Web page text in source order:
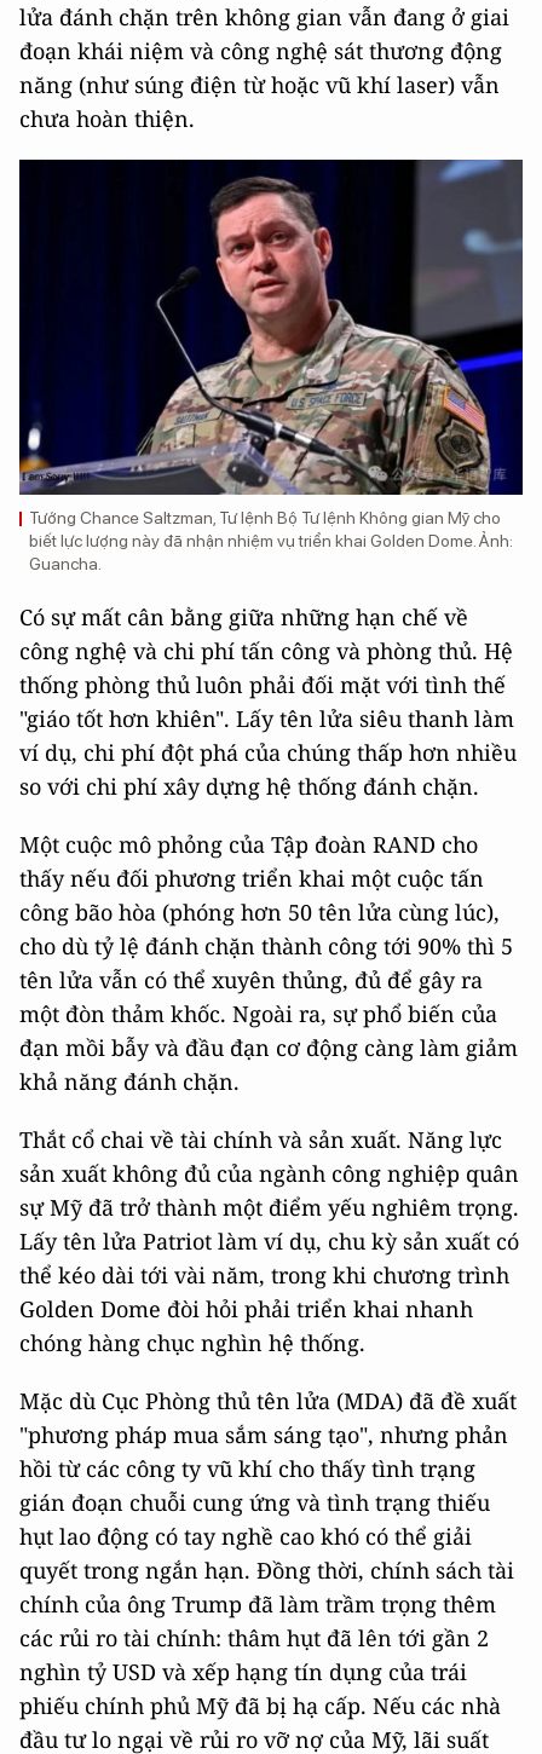
lửa đánh chặn trên không gian vẫn đang ở giai
đoạn khái niệm và công nghệ sát thương động
năng (như súng điện từ hoặc vũ khí laser) vẫn
chưa hoàn thiện.
Tướng Chance Saltzman, Tư lệnh Bộ Tư lệnh Không gian Mỹ cho
biết lực lượng này đã nhận nhiệm vụ triển khai Golden Dome. Ảnh:
Guancha.
Có sự mất cân bằng giữa những hạn chế về
công nghệ và chi phí tấn công và phòng thủ. Hệ
thống phòng thủ luôn phải đối mặt với tình thế
"giáo tốt hơn khiên". Lấy tên lửa siêu thanh làm
ví dụ, chi phí đột phá của chúng thấp hơn nhiều
so với chi phí xây dựng hệ thống đánh chặn.
Một cuộc mô phỏng của Tập đoàn RAND cho
thấy nếu đối phương triển khai một cuộc tấn
công bão hòa (phóng hơn 50 tên lửa cùng lúc),
cho dù tỷ lệ đánh chặn thành công tới 90% thì 5
tên lửa vẫn có thể xuyên thủng, đủ để gây ra
một đòn thảm khốc. Ngoài ra, sự phổ biến của
đạn mồi bẫy và đầu đạn cơ động càng làm giảm
khả năng đánh chặn.
Thắt cổ chai về tài chính và sản xuất. Năng lực
sản xuất không đủ của ngành công nghiệp quân
sự Mỹ đã trở thành một điểm yếu nghiêm trọng.
Lấy tên lửa Patriot làm ví dụ, chu kỳ sản xuất có
thể kéo dài tới vài năm, trong khi chương trình
Golden Dome đòi hỏi phải triển khai nhanh
chóng hàng chục nghìn hệ thống.
Mặc dù Cục Phòng thủ tên lửa (MDA) đã đề xuất
"phương pháp mua sắm sáng tạo", nhưng phản
hồi từ các công ty vũ khí cho thấy tình trạng
gián đoạn chuỗi cung ứng và tình trạng thiếu
hụt lao động có tay nghề cao khó có thể giải
quyết trong ngắn hạn. Đồng thời, chính sách tài
chính của ông Trump đã làm trầm trọng thêm
các rủi ro tài chính: thâm hụt đã lên tới gần 2
nghìn tỷ USD và xếp hạng tín dụng của trái
phiếu chính phủ Mỹ đã bị hạ cấp. Nếu các nhà
đầu tư lo ngại về rủi ro vỡ nợ của Mỹ, lãi suất